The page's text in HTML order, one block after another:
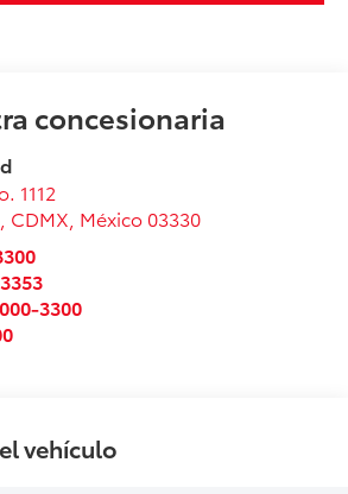
concesionaria
1112
CDMX , México 03330
3300
vehículo